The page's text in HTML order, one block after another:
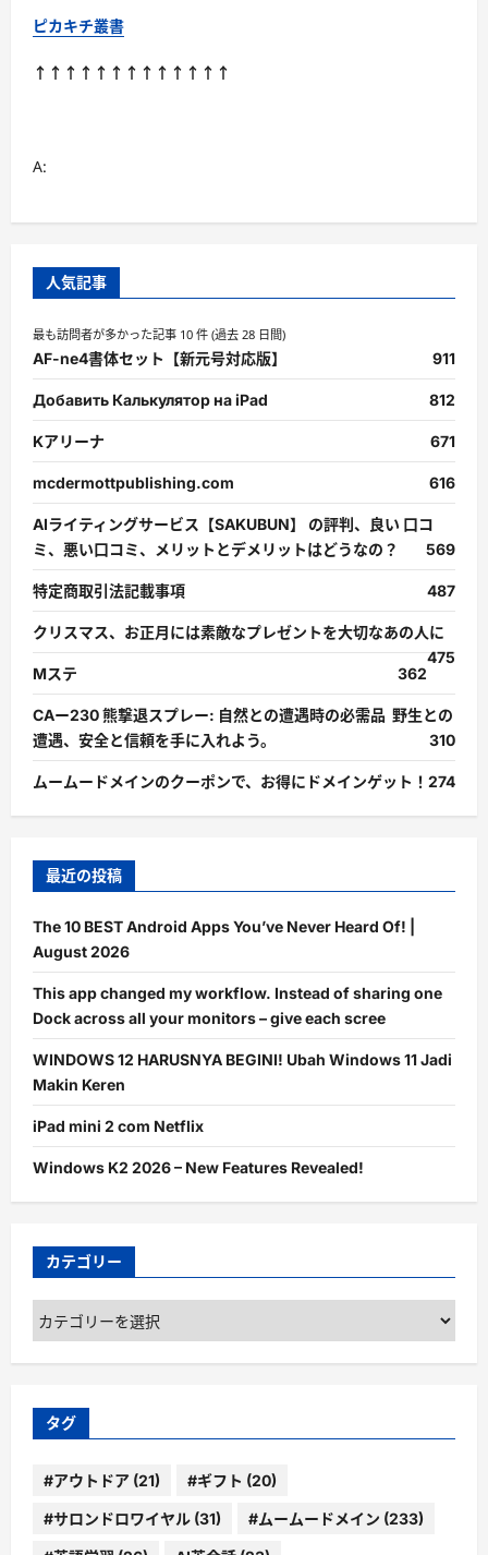
ピカキチ叢書
↑↑↑↑↑↑↑↑↑↑↑↑↑
A:
人気記事
最も訪問者が多かった記事 10 件 (過去 28 日間)
AF-ne4書体セット【新元号対応版】 911
Добавить Калькулятор на iPad 812
Kアリーナ 671
mcdermottpublishing.com 616
AIライティングサービス【SAKUBUN】 の評判、良い 口コ
ミ、悪い口コミ、メリットとデメリットはどうなの？
569
特定商取引法記載事項 487
クリスマス、お正月には素敵なプレゼントを大切なあの人に
475
Mステ
362
CAー230 熊撃退スプレー: 自然との遭遇時の必需品 野生との
遭遇、安全と信頼を手に入れよう。
310
ムームードメインのクーポンで、お得にドメインゲット！ 274
最近の投稿
The 10 BEST Android Apps You’ve Never Heard Of! |
August 2026
This app changed my workflow. Instead of sharing one
Dock across all your monitors – give each scree
WINDOWS 12 HARUSNYA BEGINI! Ubah Windows 11 Jadi
Makin Keren
iPad mini 2 com Netflix
Windows K2 2026 – New Features Revealed!
カテゴリー
カ
テ
ゴ
ー
タグ
#アウトドア (21) #ギフト (20)
#サロンドロワイヤル (31) #ムームードメイン (233)